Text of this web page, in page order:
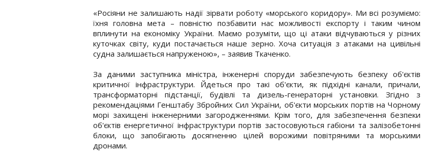
«Росіяни не залишають надії зірвати роботу «морського коридору». Ми всі розуміємо:
їхня головна мета – повністю позбавити нас можливості експорту і таким чином
вплинути на економіку України. Маємо розуміти, що ці атаки відчуваються у різних
куточках світу, куди постачається наше зерно. Хоча ситуація з атаками на цивільні
судна залишається напруженою», – заявив Ткаченко.
За даними заступника міністра, інженерні споруди забезпечують безпеку об'єктів
критичної інфраструктури. Йдеться про такі об'єкти, як підхідні канали, причали,
трансформаторні підстанції, будівлі та дизель-генераторні установки. Згідно з
рекомендаціями Генштабу Збройних Сил України, об'єкти морських портів на Чорному
морі захищені інженерними загородженнями. Крім того, для забезпечення безпеки
об'єктів енергетичної інфраструктури портів застосовуються габіони та залізобетонні
блоки, що запобігають досягненню цілей ворожими повітряними та морськими
дронами.